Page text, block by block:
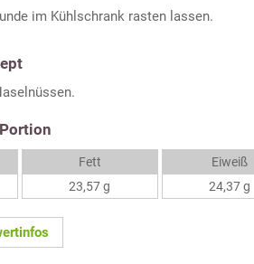
im Kühlschrank rasten lassen.
Fett
23,57 g
Eiweiß
24,37 g